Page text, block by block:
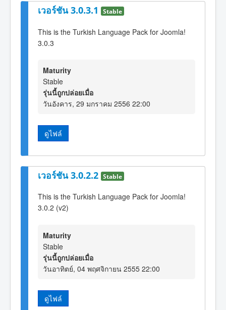
เวอร์ชัน 3.0.3.1 Stable
This is the Turkish Language Pack for Joomla!
3.0.3
Maturity
Stable
รุ่นนี้ถูกปล่อยเมื่อ
วันอังคาร, 29 มกราคม 2556 22:00
ดูไฟล์
เวอร์ชัน 3.0.2.2 Stable
This is the Turkish Language Pack for Joomla!
3.0.2 (v2)
Maturity
Stable
รุ่นนี้ถูกปล่อยเมื่อ
วันอาทิตย์, 04 พฤศจิกายน 2555 22:00
ดูไฟล์